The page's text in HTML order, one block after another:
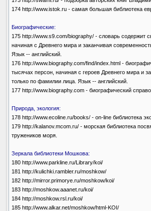
174 http://www.istok.ru - самая большая библиотека
Биографические:
175 http://www.s9.com/biography/ - словарь содержит
начиная с Древнего мира и заканчивая
Язык -- английский.
176 http://www.biography.com/find/index.html -
тысячах персон, начиная с героев Древнего мира и
только по фамилии лица. Язык -- английский.
177 http://www.biography.com - биографический
Природа, экология:
178 http://www.ecoline.ru/books/ - on-line библиотека
179 http://kalanov.mcom.ru/ - морская библиотека
тружеников моря.
Зеркала библиотеки Мошкова:
180 http://www.parkline.ru/Library/koi/
181 http://kulichki.rambler.ru/moshkow/
182 http://mirror.primorye.ru/moshkow/koi/
183 http://moshkow.aaanet.ru/koi/
184 http://moshkow.rsl.ru/koi/
185 http://www.alkar.net/moshkow/html-KOI/